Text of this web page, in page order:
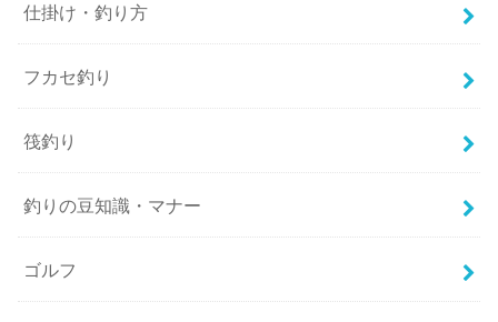
仕掛け・釣り方
フカセ釣り
筏釣り
釣りの豆知識・マナー
ゴルフ